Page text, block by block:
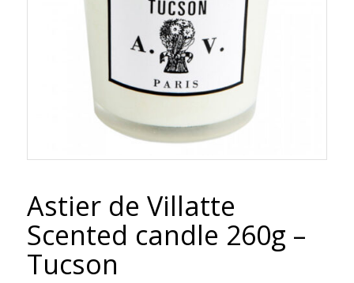
Astier de Villatte
Scented candle 260g –
Tucson